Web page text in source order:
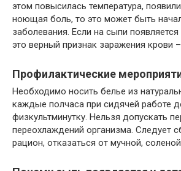
этом повысилась температура,
ноющая боль, то это может быть
заболевания. Если на сыпи
это верный признак заражения крови
Профилактические
Необходимо носить белье из
каждые полчаса при сидячей работе
физкультминутку. Нельзя допускать
переохлаждений организма. Следует
рацион, отказаться от мучной,